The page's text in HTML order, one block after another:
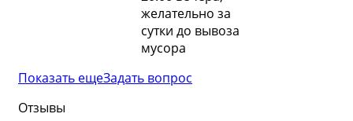
желательно за
сутки до вывоза
мусора
Показать ещеЗадать вопрос
Отзывы